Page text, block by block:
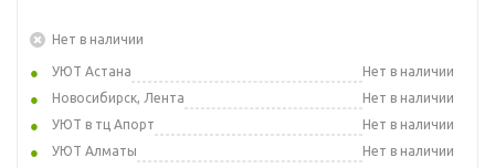
Нет в наличии
УЮТ Астана
Нет в наличии
Новосибирск, Лента
Нет в наличии
УЮТ в тц Апорт
Нет в наличии
УЮТ Алматы
Нет в наличии